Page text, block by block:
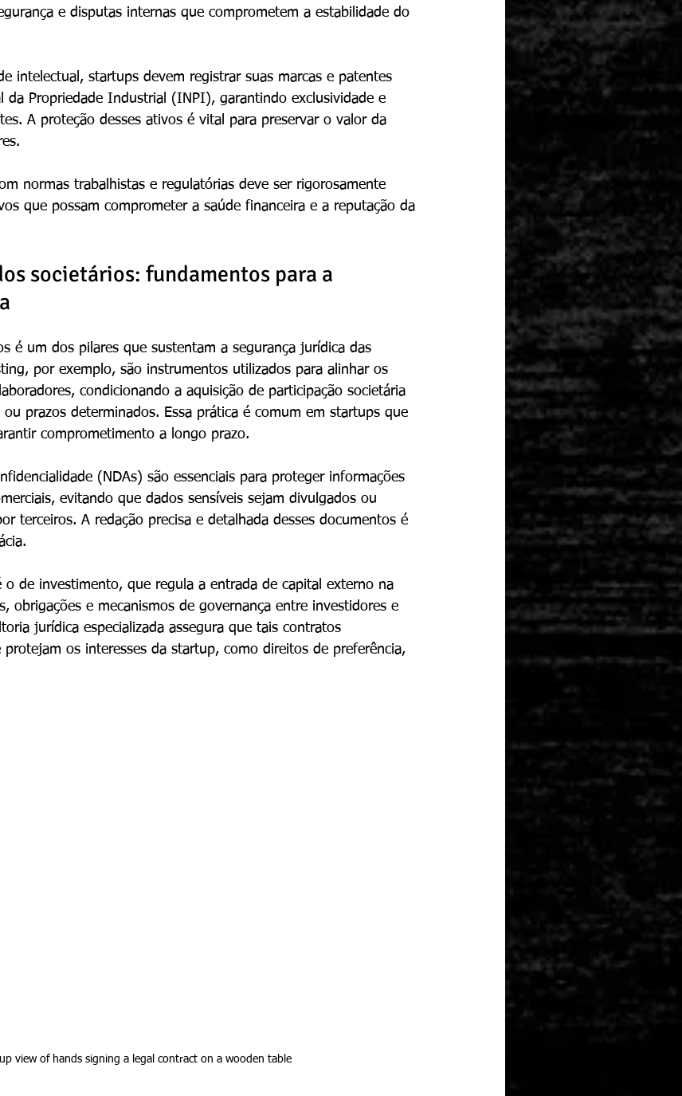
e disputas internas que comprometem a estabilidade do
intelectual, startups devem registrar suas marcas e patentes
Propriedade Industrial (INPI), garantindo exclusividade e
A proteção desses ativos é vital para preservar o valor da
normas trabalhistas e regulatórias deve ser rigorosamente
que possam comprometer a saúde financeira e a reputação da
societários: fundamentos para a
é um dos pilares que sustentam a segurança jurídica das
por exemplo, são instrumentos utilizados para alinhar os
condicionando a aquisição de participação societária
prazos determinados. Essa prática é comum em startups que
comprometimento a longo prazo.
(NDAs) são essenciais para proteger informações
evitando que dados sensíveis sejam divulgados ou
terceiros. A redação precisa e detalhada desses documentos é
de investimento, que regula a entrada de capital externo na
obrigações e mecanismos de governança entre investidores e
jurídica especializada assegura que tais contratos
protejam os interesses da startup, como direitos de preferência,
view of hands signing a legal contract on a wooden table